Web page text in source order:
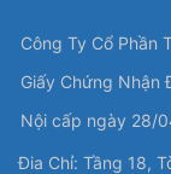
Công Ty Cổ Phần
Giấy Chứng Nhận
Nội cấp ngày 28/
Đia Chỉ: Tầng 18,